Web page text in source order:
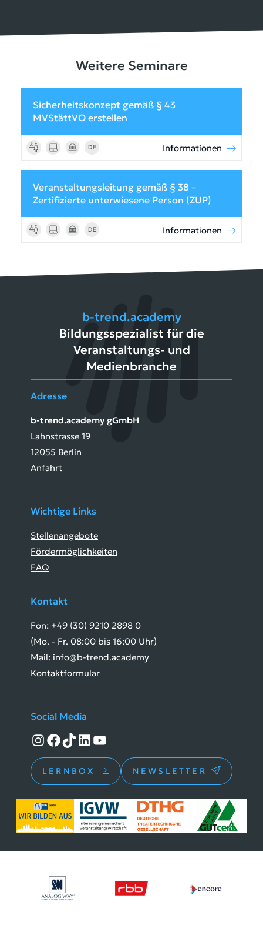
Weitere Seminare
Sicherheitskonzept gemäß § 43
MVStättVO erstellen
Informationen
Veranstaltungsleitung gemäß § 38 –
Zertifizierte unterwiesene Person (ZUP)
Informationen
b-trend.academy
Bildungsspezialist für die
Veranstaltungs- und
Medienbranche
Adresse
b-trend.academy gGmbH
Lahnstrasse 19
12055 Berlin
Anfahrt
Wichtige Links
Stellenangebote
Fördermöglichkeiten
FAQ
Kontakt
Fon: +49 (30) 9210 2898 0
(Mo. - Fr. 08:00 bis 16:00 Uhr)
Mail: info@b-trend.academy
Kontaktformular
Social Media
Instagram
Facebook
TikTokLinkedInYouTube
LERNBOX NEWSLETTER